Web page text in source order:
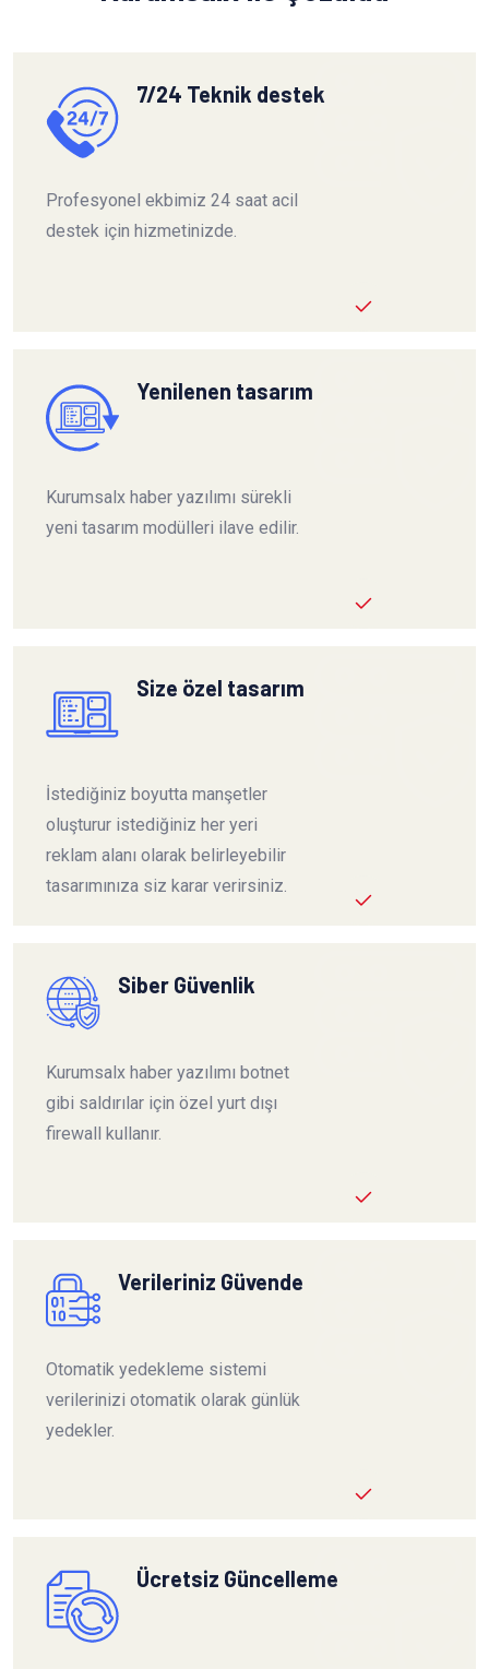
7/24 Teknik destek
Profesyonel ekbimiz 24 saat acil
destek için hizmetinizde.
Yenilenen tasarım
Kurumsalx haber yazılımı sürekli
yeni tasarım modülleri ilave edilir.
Size özel tasarım
İstediğiniz boyutta manşetler
oluşturur istediğiniz her yeri
reklam alanı olarak belirleyebilir
tasarımınıza siz karar verirsiniz.
Siber Güvenlik
Kurumsalx haber yazılımı botnet
gibi saldırılar için özel yurt dışı
firewall kullanır.
Verileriniz Güvende
Otomatik yedekleme sistemi
verilerinizi otomatik olarak günlük
yedekler.
Ücretsiz Güncelleme